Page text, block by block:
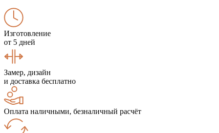
Изготовление
от 5 дней
Замер, дизайн
и доставка бесплатно
Оплата наличными, безналичный расчёт